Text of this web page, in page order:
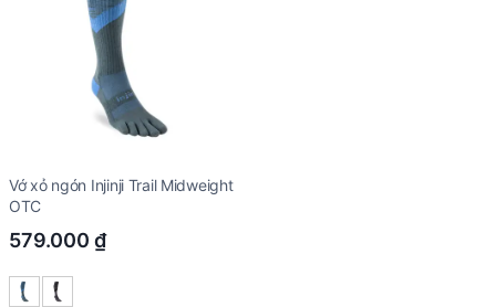
Vớ xỏ ngón Injinji Trail Midweight
OTC
579.000 ₫